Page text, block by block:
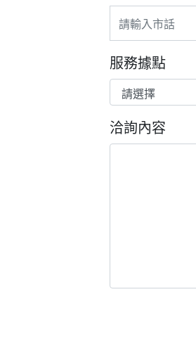
服務據點
洽詢內容